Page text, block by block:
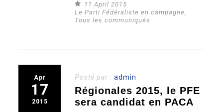
11 April 2015
Le Parti Fédéraliste en campagne,
Tous les communiqués
Apr
17
2015
Posté par :admin
Régionales 2015, le PFE
sera candidat en PACA